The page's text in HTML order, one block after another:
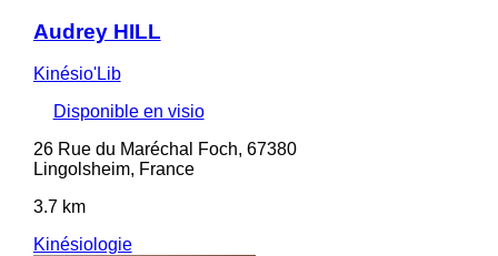
Audrey HILL
Kinésio'Lib
Disponible en visio
26 Rue du Maréchal Foch, 67380
Lingolsheim, France
3.7 km
Kinésiologie